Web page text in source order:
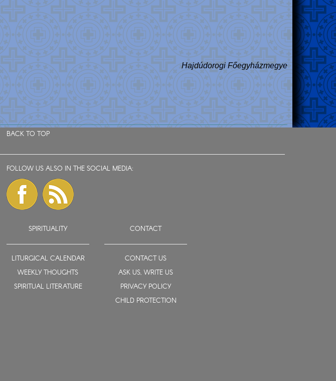
Hajdúdorogi Főegyházmegye
BACK TO TOP
FOLLOW US ALSO IN THE SOCIAL MEDIA:
SPIRITUALITY
LITURGICAL CALENDAR
WEEKLY THOUGHTS
SPIRITUAL LITERATURE
CONTACT
CONTACT US
ASK US, WRITE US
PRIVACY POLICY
CHILD PROTECTION